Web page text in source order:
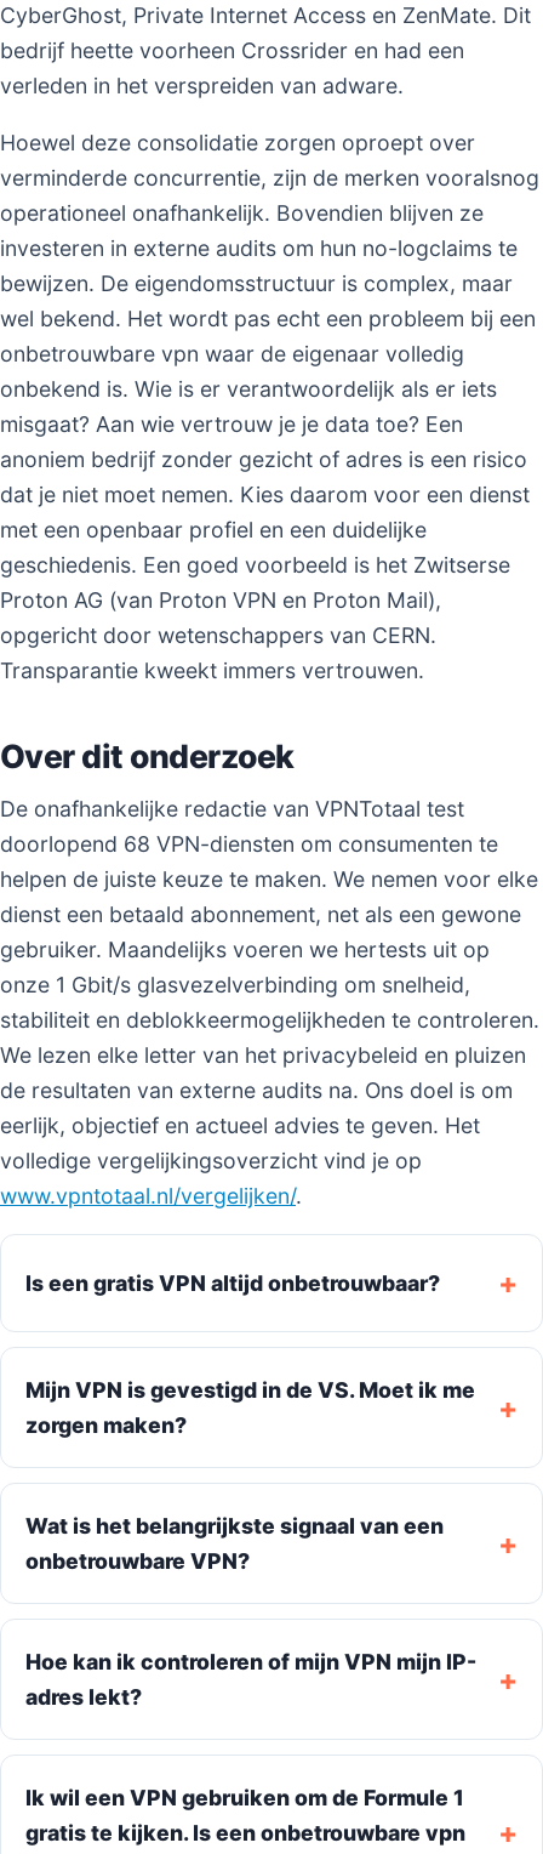
CyberGhost, Private Internet Access en ZenMate. Dit
bedrijf heette voorheen Crossrider en had een
verleden in het verspreiden van adware.
Hoewel deze consolidatie zorgen oproept over
verminderde concurrentie, zijn de merken vooralsnog
operationeel onafhankelijk. Bovendien blijven ze
investeren in externe audits om hun no-logclaims te
bewijzen. De eigendomsstructuur is complex, maar
wel bekend. Het wordt pas echt een probleem bij een
onbetrouwbare vpn waar de eigenaar volledig
onbekend is. Wie is er verantwoordelijk als er iets
misgaat? Aan wie vertrouw je je data toe? Een
anoniem bedrijf zonder gezicht of adres is een risico
dat je niet moet nemen. Kies daarom voor een dienst
met een openbaar profiel en een duidelijke
geschiedenis. Een goed voorbeeld is het Zwitserse
Proton AG (van Proton VPN en Proton Mail),
opgericht door wetenschappers van CERN.
Transparantie kweekt immers vertrouwen.
Over dit onderzoek
De onafhankelijke redactie van VPNTotaal test
doorlopend 68 VPN-diensten om consumenten te
helpen de juiste keuze te maken. We nemen voor elke
dienst een betaald abonnement, net als een gewone
gebruiker. Maandelijks voeren we hertests uit op
onze 1 Gbit/s glasvezelverbinding om snelheid,
stabiliteit en deblokkeermogelijkheden te controleren.
We lezen elke letter van het privacybeleid en pluizen
de resultaten van externe audits na. Ons doel is om
eerlijk, objectief en actueel advies te geven. Het
volledige vergelijkingsoverzicht vind je op
www.vpntotaal.nl/vergelijken/.
Is een gratis VPN altijd onbetrouwbaar?
Mijn VPN is gevestigd in de VS. Moet ik me
zorgen maken?
Wat is het belangrijkste signaal van een
onbetrouwbare VPN?
Hoe kan ik controleren of mijn VPN mijn IP-
adres lekt?
Ik wil een VPN gebruiken om de Formule 1
gratis te kijken. Is een onbetrouwbare vpn